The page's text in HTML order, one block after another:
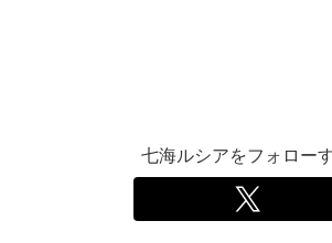
七海ルシアをフォロー